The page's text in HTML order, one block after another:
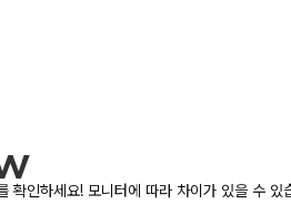
확인하세요! 모니터에 따라 차이가 있을 수 있